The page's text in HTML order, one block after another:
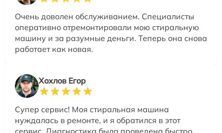
Очень доволен обслуживанием. Специалисты
оперативно отремонтировали мою стиральную
машину и за разумные деньги. Теперь она снова
работает как новая.
Хохлов Егор
Супер сервис! Моя стиральная машина
нуждалась в ремонте, и я обратился в этот
сервис. Диагностика была проведена быстро,